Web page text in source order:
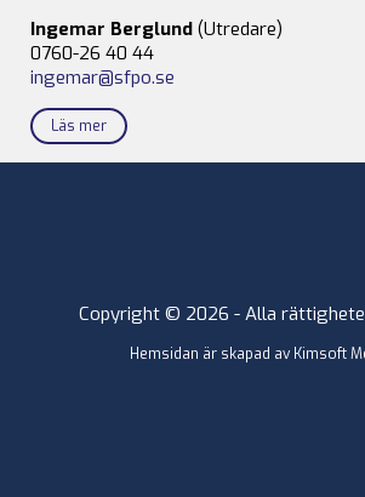
Ingemar Berglund (Utredare)
0760-26 40 44
ingemar@sfpo.se
Läs mer
Copyright © 2026 - Alla
Hemsidan är skapad av Kimsoft